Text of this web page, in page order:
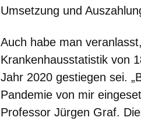
Umsetzung und
Auch habe man
Krankenhausstatistik von
Jahr 2020 gestiegen sei.
Pandemie von mir
Professor Jürgen Graf.